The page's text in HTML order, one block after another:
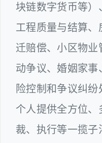
块链数字货币等
工程质量与结算
迁赔偿、小区物
动争议、婚姻家
险控制和争议纠
个人提供全方位
裁、执行等一揽